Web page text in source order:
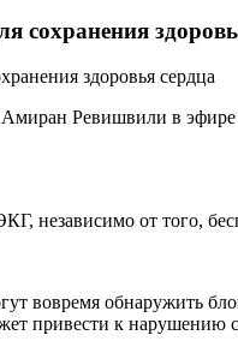
сохранения
Ревишвили в эфире
независимо от того,
вовремя обнаружить
привести к нарушению